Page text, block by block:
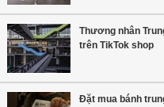
Thương nhân
trên TikTok shop
Đặt mua bánh